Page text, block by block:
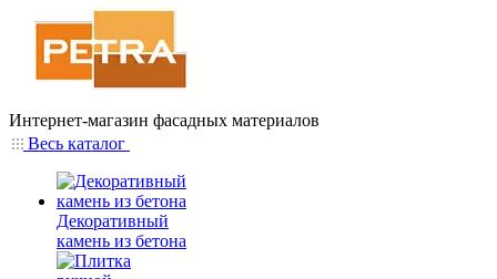
Интернет-магазин фасадных материалов
Весь каталог
Декоративный
камень из бетона